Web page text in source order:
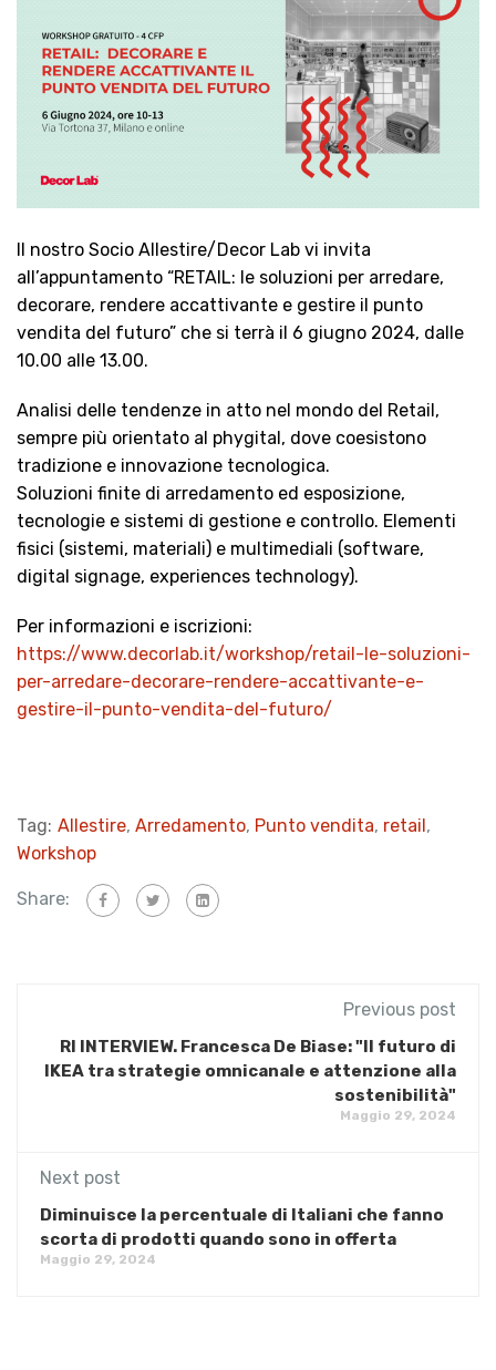
Il nostro Socio Allestire/Decor Lab vi invita
all’appuntamento “RETAIL: le soluzioni per arredare,
decorare, rendere accattivante e gestire il punto
vendita del futuro” che si terrà il 6 giugno 2024, dalle
10.00 alle 13.00.
Analisi delle tendenze in atto nel mondo del Retail,
sempre più orientato al phygital, dove coesistono
tradizione e innovazione tecnologica.
Soluzioni finite di arredamento ed esposizione,
tecnologie e sistemi di gestione e controllo. Elementi
fisici (sistemi, materiali) e multimediali (software,
digital signage, experiences technology).
Per informazioni e iscrizioni:
https://www.decorlab.it/workshop/retail-le-soluzioni-
per-arredare-decorare-rendere-accattivante-e-
gestire-il-punto-vendita-del-futuro/
Tag: Allestire, Arredamento, Punto vendita, retail,
Workshop
Share:
Previous post
RI INTERVIEW. Francesca De Biase: "Il futuro di
IKEA tra strategie omnicanale e attenzione alla
sostenibilità"
Maggio 29, 2024
Next post
Diminuisce la percentuale di Italiani che fanno
scorta di prodotti quando sono in offerta
Maggio 29, 2024